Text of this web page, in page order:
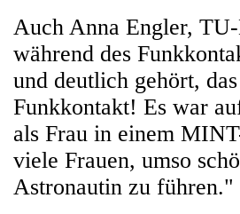
Auch Anna Engler,
während des
und deutlich gehört,
Funkkontakt! Es war
als Frau in einem
viele Frauen, umso
Astronautin zu führen."